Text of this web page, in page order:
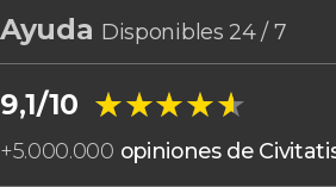
Ayuda Disponibles 24 / 7
9,1/10 ★★★★★
★★★★★
+5.000.000 opiniones de